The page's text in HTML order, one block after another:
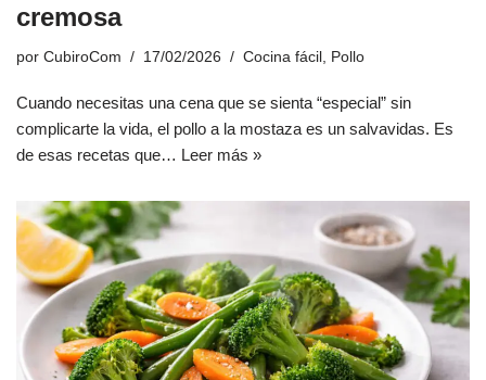
cremosa
por CubiroCom 17/02/2026 Cocina fácil Pollo
Cuando necesitas una cena que se sienta “especial” sin
complicarte la vida, el pollo a la mostaza es un salvavidas. Es
de esas recetas que… Leer más »